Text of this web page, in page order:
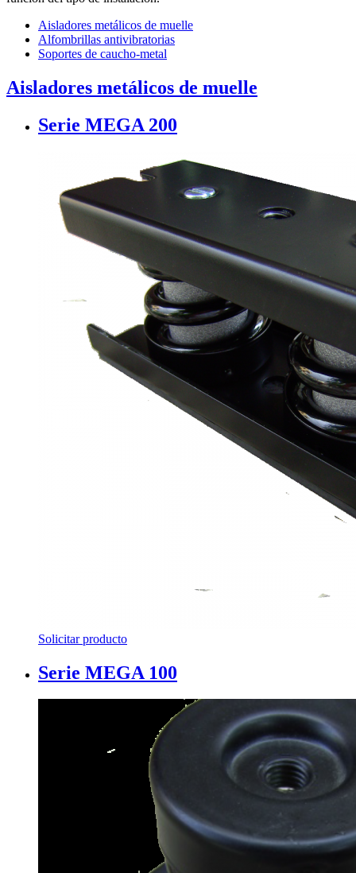
Aisladores metálicos de muelle
Alfombrillas antivibratorias
Soportes de caucho-metal
Aisladores metálicos de muelle
Serie MEGA 200
Solicitar producto
Serie MEGA 100